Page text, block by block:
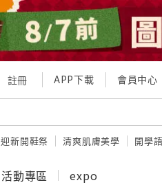
註冊 APP下載 會員中心
迎新開鞋祭 清爽肌膚美學 開學
活動專區 expo